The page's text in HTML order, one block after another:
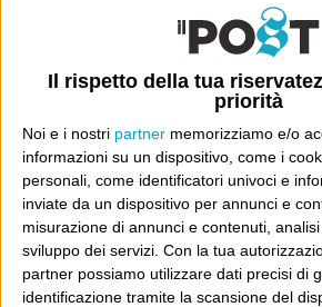
Il rispetto della tua
priorità
Noi e i nostri partner memorizziamo e/o
informazioni su un dispositivo, come i
personali, come identificatori univoci e
inviate da un dispositivo per annunci e
misurazione di annunci e contenuti,
sviluppo dei servizi. Con la tua
partner possiamo utilizzare dati precisi di
identificazione tramite la scansione del